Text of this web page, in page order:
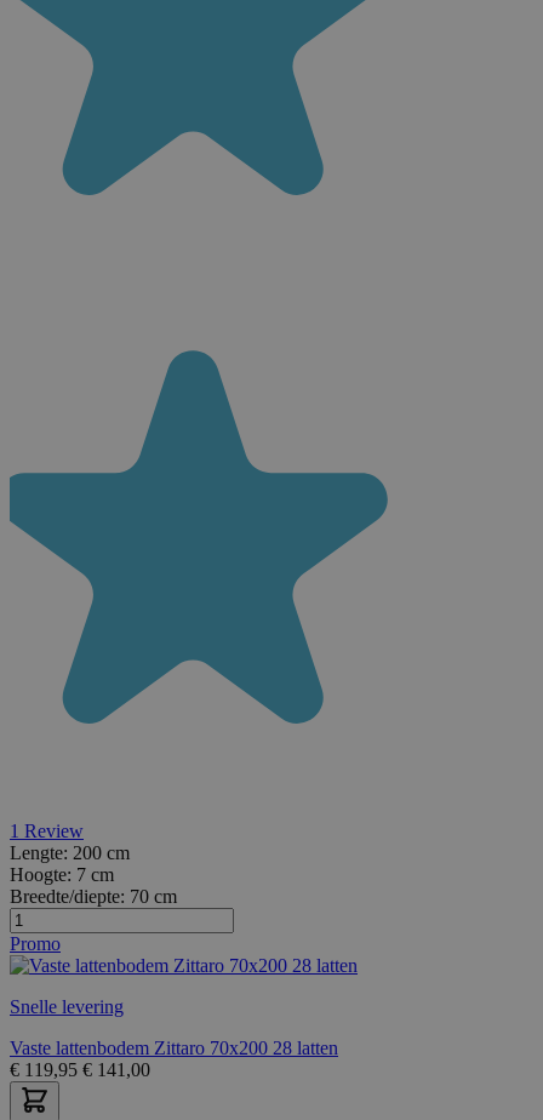
1 Review
Lengte: 200 cm
Hoogte: 7 cm
Breedte/diepte: 70 cm
Promo
Snelle levering
Vaste lattenbodem Zittaro 70x200 28 latten
€ 119,95 € 141,00